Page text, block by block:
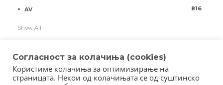
AV 816
Show All
Согласност за колачиња (cookies)
Користиме колачиња за оптимизирање на
страницата. Некои од колачињата се од суштинско